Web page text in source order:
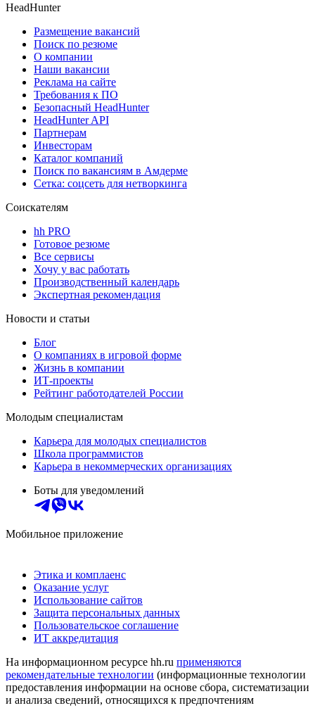
HeadHunter
Размещение вакансий
Поиск по резюме
О компании
Наши вакансии
Реклама на сайте
Требования к ПО
Безопасный HeadHunter
HeadHunter API
Партнерам
Инвесторам
Каталог компаний
Поиск по вакансиям в Амдерме
Сетка: соцсеть для нетворкинга
Соискателям
hh PRO
Готовое резюме
Все сервисы
Хочу у вас работать
Производственный календарь
Экспертная рекомендация
Новости и статьи
Блог
О компаниях в игровой форме
Жизнь в компании
ИТ-проекты
Рейтинг работодателей России
Молодым специалистам
Карьера для молодых специалистов
Школа программистов
Карьера в некоммерческих организациях
Боты для уведомлений
Мобильное приложение
Этика и комплаенс
Оказание услуг
Использование сайтов
Защита персональных данных
Пользовательское соглашение
ИТ аккредитация
На информационном ресурсе hh.ru применяются
рекомендательные технологии (информационные технологии
предоставления информации на основе сбора, систематизации
и анализа сведений, относящихся к предпочтениям